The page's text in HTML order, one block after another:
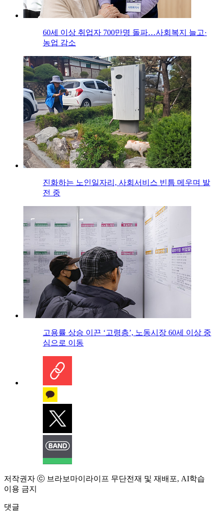
60세 이상 취업자 700만명 돌파…사회복지 늘고·
농업 감소
진화하는 노인일자리, 사회서비스 빈틈 메우며 발
전 중
고용률 상승 이끈 ‘고령층’, 노동시장 60세 이상 중
심으로 이동
저작권자 ⓒ 브라보마이라이프 무단전재 및 재배포, AI학습
이용 금지
댓글